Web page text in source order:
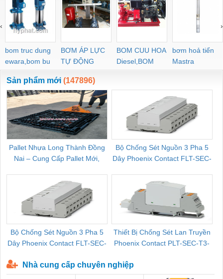
bom truc dung
ewara,bom bu
ewara
BƠM ÁP LỰC
TỰ ĐỘNG
BOM CUU HOA
Diesel,BOM
CHUA CHAY
bơm hoả tiển
Mastra
‹ ›
Sản phẩm mới (147896)
Pallet Nhựa Long Thành Đồng
Nai – Cung Cấp Pallet Mới,
Bộ Chống Sét Nguồn 3 Pha 5
Dây Phoenix Contact FLT-SEC-
Bộ Chống Sét Nguồn 3 Pha 5
Dây Phoenix Contact FLT-SEC-
Thiết Bị Chống Sét Lan Truyền
Phoenix Contact PLT-SEC-T3-
Nhà cung cấp chuyên nghiệp